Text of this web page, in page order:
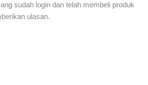
sudah login dan telah membeli produk
ulasan.